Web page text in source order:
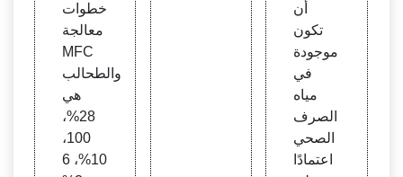
خطوات
معالجة
MFC
والطحالب
هي
28%،
100،
10%، 6
أن
تكون
موجودة
في
مياه
الصرف
الصحي
اعتمادًا